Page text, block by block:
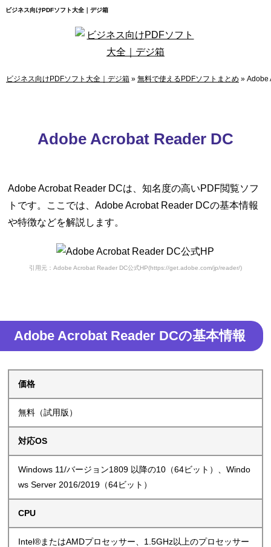
ビジネス向けPDFソフト大全｜デジ箱
ビジネス向けPDFソフト大全｜デジ箱 » 無料で使えるPDFソフトまとめ » Adobe
Adobe Acrobat Reader DC
Adobe Acrobat Reader DCは、知名度の高いPDF閲覧ソフ
トです。ここでは、Adobe Acrobat Reader DCの基本情報
や特徴などを解説します。
引用元：Adobe Acrobat Reader DC公式HP(https://get.adobe.com/jp/reader/)
Adobe Acrobat Reader DCの基本情報
価格
無料（試用版）
対応OS
Windows 11/バージョン1809 以降の10（64ビット）、Windo
ws Server 2016/2019（64ビット）
CPU
Intel®またはAMDプロセッサー、1.5GHz以上のプロセッサー